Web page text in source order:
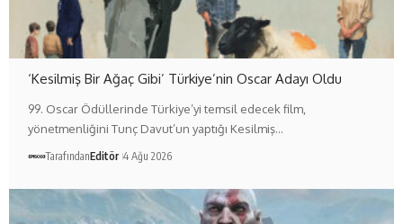
‘Kesilmiş Bir Ağaç Gibi’ Türkiye’nin Oscar Adayı Oldu
99. Oscar Ödüllerinde Türkiye’yi temsil edecek film,
yönetmenliğini Tunç Davut’un yaptığı Kesilmiş…
TarafındanEditör 4 Ağu 2026